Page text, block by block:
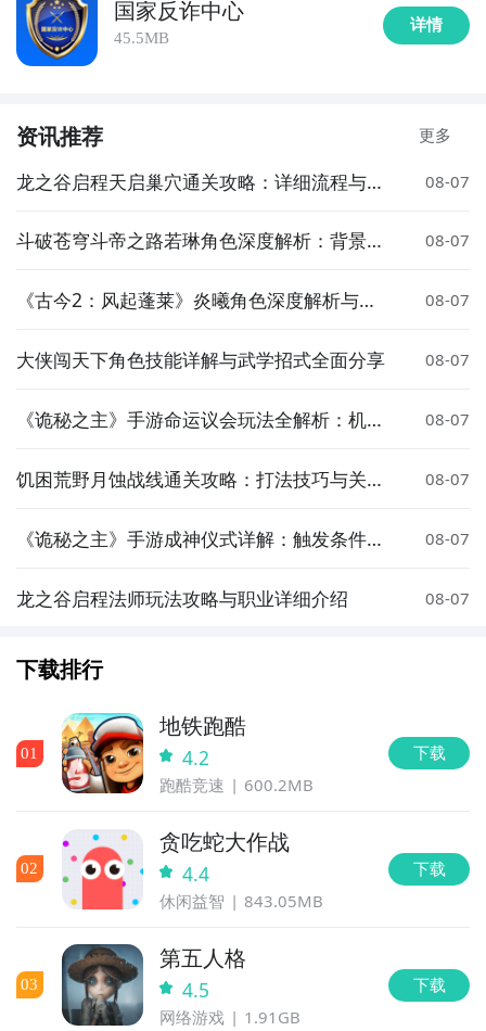
国家反诈中心
45.5MB
详情
资讯推荐 更多
龙之谷启程天启巢穴通关攻略：详细流程与技
08-07
斗破苍穹斗帝之路若琳角色深度解析：背景、
08-07
《古今2：风起蓬莱》炎曦角色深度解析与实
08-07
大侠闯天下角色技能详解与武学招式全面分享 08-07
《诡秘之主》手游命运议会玩法全解析：机
08-07
饥困荒野月蚀战线通关攻略：打法技巧与关键
08-07
《诡秘之主》手游成神仪式详解：触发条件、
08-07
龙之谷启程法师玩法攻略与职业详细介绍 08-07
下载排行
01
地铁跑酷
4.2
跑酷竞速 600.2MB
下载
02
贪吃蛇大作战
4.4
休闲益智 843.05MB
下载
03
第五人格
4.5
网络游戏 1.91GB
下载